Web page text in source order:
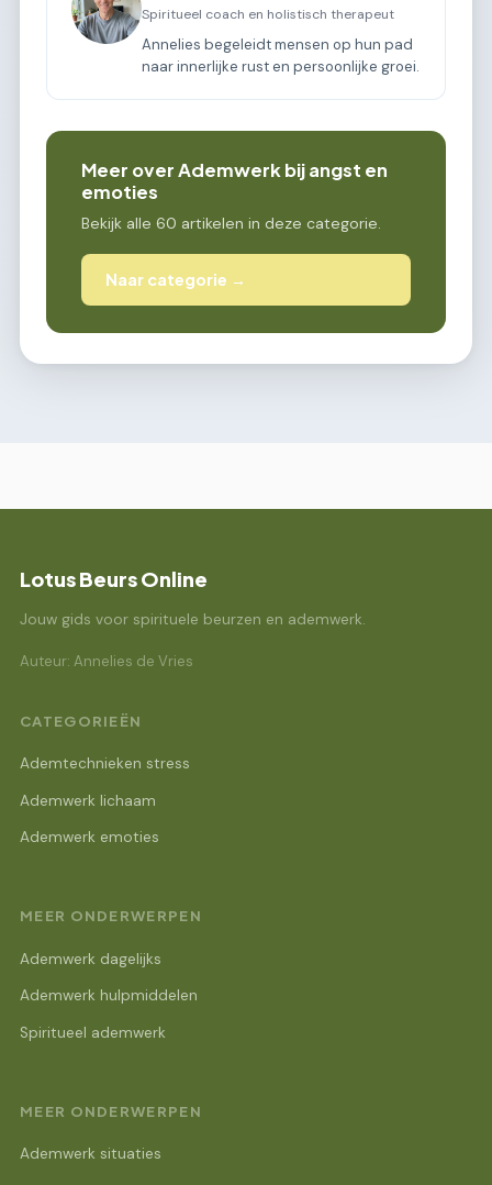
Spiritueel coach en holistisch therapeut
Annelies begeleidt mensen op hun pad
naar innerlijke rust en persoonlijke groei.
Meer over Ademwerk bij angst en
emoties
Bekijk alle 60 artikelen in deze categorie.
Naar categorie →
Lotus Beurs Online
Jouw gids voor spirituele beurzen en ademwerk.
Auteur: Annelies de Vries
CATEGORIEËN
Ademtechnieken stress
Ademwerk lichaam
Ademwerk emoties
MEER ONDERWERPEN
Ademwerk dagelijks
Ademwerk hulpmiddelen
Spiritueel ademwerk
MEER ONDERWERPEN
Ademwerk situaties